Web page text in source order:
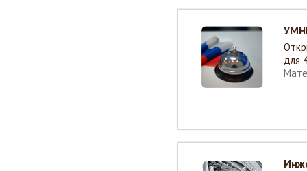
для